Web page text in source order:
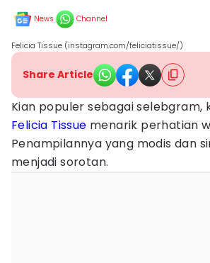
News Channel
Felicia Tissue (instagram.com/feliciatissue/)
Share Article
Kian populer sebagai selebgram,
Felicia Tissue menarik perhatian
Penampilannya yang modis dan
menjadi sorotan.